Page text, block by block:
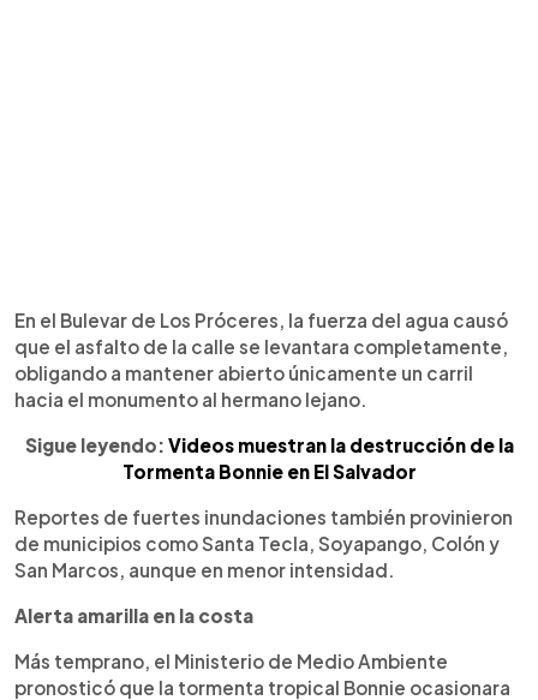
En el Bulevar de Los Próceres, la fuerza del agua causó
que el asfalto de la calle se levantara completamente,
obligando a mantener abierto únicamente un carril
hacia el monumento al hermano lejano.
Sigue leyendo: Videos muestran la destrucción de la
Tormenta Bonnie en El Salvador
Reportes de fuertes inundaciones también provinieron
de municipios como Santa Tecla, Soyapango, Colón y
San Marcos, aunque en menor intensidad.
Alerta amarilla en la costa
Más temprano, el Ministerio de Medio Ambiente
pronosticó que la tormenta tropical Bonnie ocasionara